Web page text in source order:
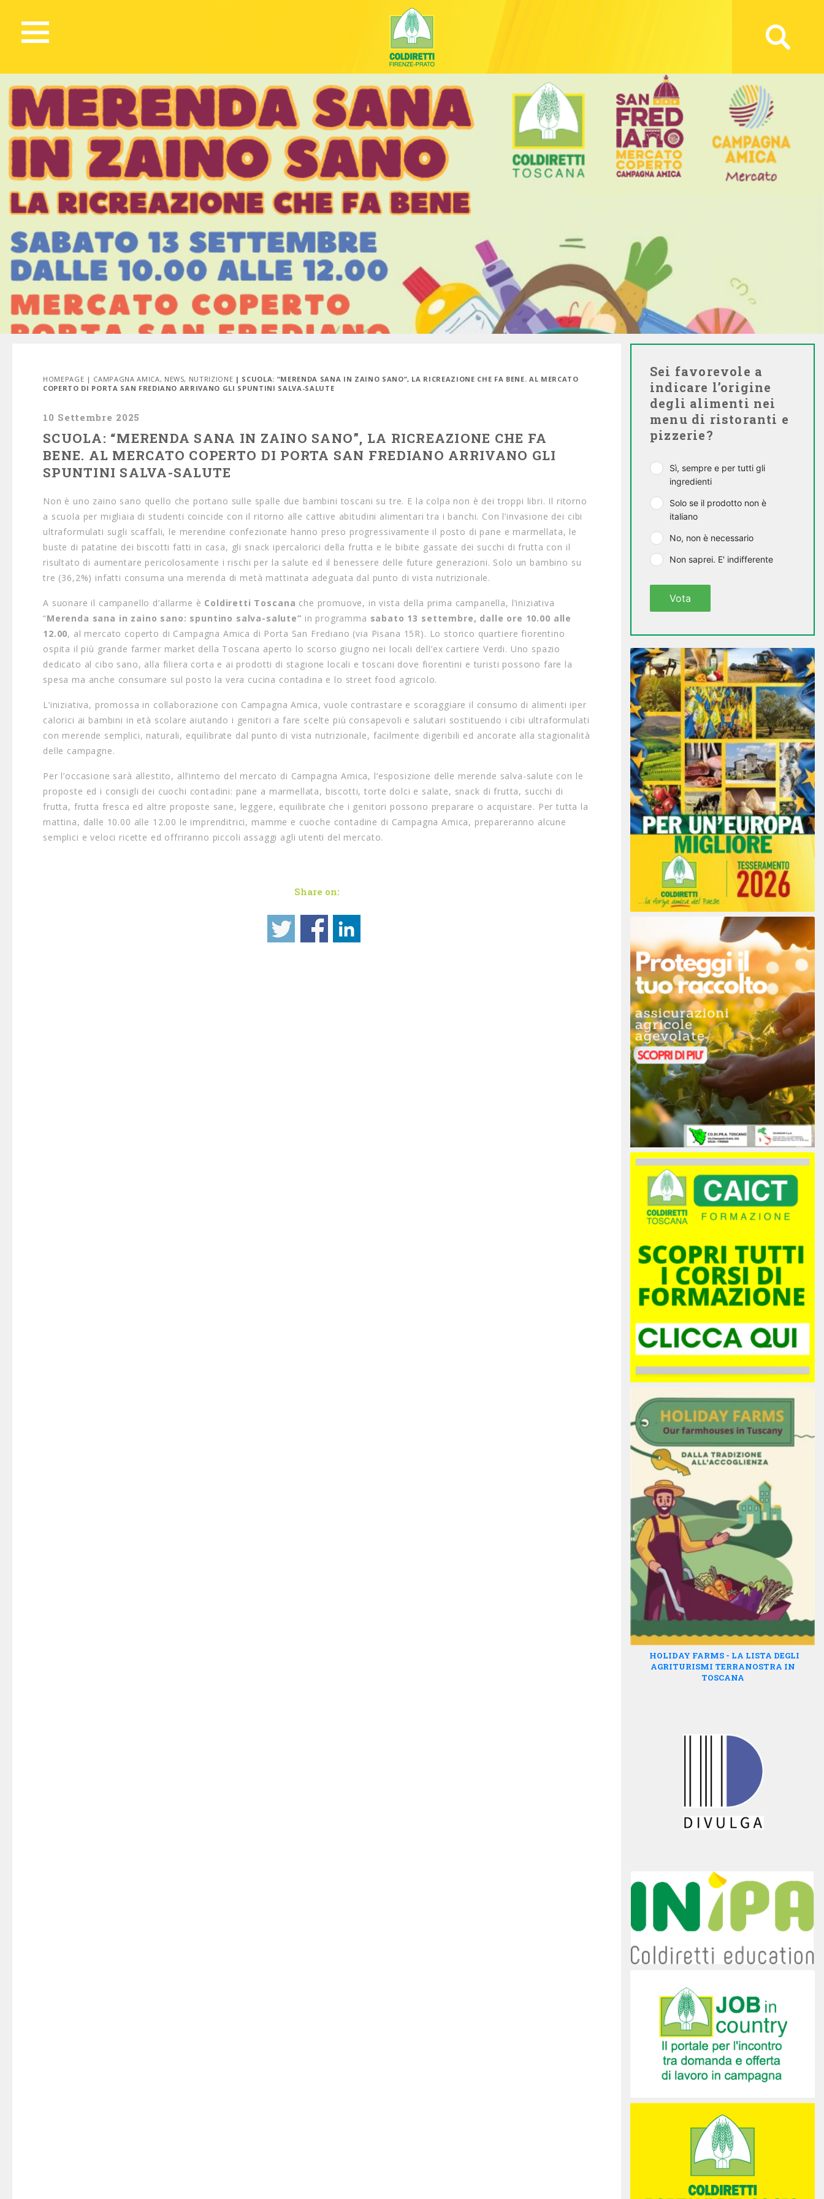
HOMEPAGE | CAMPAGNA AMICA, NEWS, NUTRIZIONE | SCUOLA: “MERENDA SANA IN ZAINO SANO”, LA RICREAZIONE CHE FA BENE. AL MERCATO
COPERTO DI PORTA SAN FREDIANO ARRIVANO GLI SPUNTINI SALVA-SALUTE
10 Settembre 2025
SCUOLA: “MERENDA SANA IN ZAINO SANO”, LA RICREAZIONE CHE FA
BENE. AL MERCATO COPERTO DI PORTA SAN FREDIANO ARRIVANO GLI
SPUNTINI SALVA-SALUTE
Non è uno zaino sano quello che portano sulle spalle due bambini toscani su tre. E la colpa non è dei troppi libri. Il ritorno
a scuola per migliaia di studenti coincide con il ritorno alle cattive abitudini alimentari tra i banchi. Con l’invasione dei cibi
ultraformulati sugli scaffali, le merendine confezionate hanno preso progressivamente il posto di pane e marmellata, le
buste di patatine dei biscotti fatti in casa, gli snack ipercalorici della frutta e le bibite gassate dei succhi di frutta con il
risultato di aumentare pericolosamente i rischi per la salute ed il benessere delle future generazioni. Solo un bambino su
tre (36,2%) infatti consuma una merenda di metà mattinata adeguata dal punto di vista nutrizionale.
A suonare il campanello d’allarme è Coldiretti Toscana che promuove, in vista della prima campanella, l’iniziativa
“Merenda sana in zaino sano: spuntino salva-salute” in programma sabato 13 settembre, dalle ore 10.00 alle
12.00, al mercato coperto di Campagna Amica di Porta San Frediano (via Pisana 15R). Lo storico quartiere fiorentino
ospita il più grande farmer market della Toscana aperto lo scorso giugno nei locali dell’ex cartiere Verdi. Uno spazio
dedicato al cibo sano, alla filiera corta e ai prodotti di stagione locali e toscani dove fiorentini e turisti possono fare la
spesa ma anche consumare sul posto la vera cucina contadina e lo street food agricolo.
L’iniziativa, promossa in collaborazione con Campagna Amica, vuole contrastare e scoraggiare il consumo di alimenti iper
calorici ai bambini in età scolare aiutando i genitori a fare scelte più consapevoli e salutari sostituendo i cibi ultraformulati
con merende semplici, naturali, equilibrate dal punto di vista nutrizionale, facilmente digeribili ed ancorate alla stagionalità
delle campagne.
Per l’occasione sarà allestito, all’interno del mercato di Campagna Amica, l’esposizione delle merende salva-salute con le
proposte ed i consigli dei cuochi contadini: pane a marmellata, biscotti, torte dolci e salate, snack di frutta, succhi di
frutta, frutta fresca ed altre proposte sane, leggere, equilibrate che i genitori possono preparare o acquistare. Per tutta la
mattina, dalle 10.00 alle 12.00 le imprenditrici, mamme e cuoche contadine di Campagna Amica, prepareranno alcune
semplici e veloci ricette ed offriranno piccoli assaggi agli utenti del mercato.
Share on:
Sei favorevole a
indicare l’origine
degli alimenti nei
menu di ristoranti e
pizzerie?
Sì, sempre e per tutti gli
ingredienti
Solo se il prodotto non è
italiano
No, non è necessario
Non saprei. E' indifferente
Vota
HOLIDAY FARMS - LA LISTA DEGLI
AGRITURISMI TERRANOSTRA IN
TOSCANA